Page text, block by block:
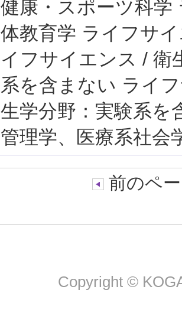
健康・スポーツ科学
体教育学 ライフサ
イフサイエンス / 衛
系を含まない ライ
生学分野：実験系を
管理学、医療系社会
前のペ
Copyright ©